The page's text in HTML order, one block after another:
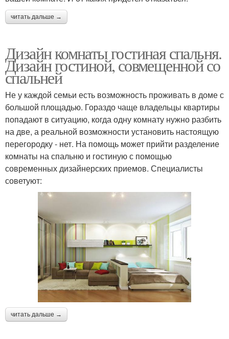
читать дальше →
Дизайн комнаты гостиная спальня.
Дизайн гостиной, совмещенной со
спальней
Не у каждой семьи есть возможность проживать в доме с
большой площадью. Гораздо чаще владельцы квартиры
попадают в ситуацию, когда одну комнату нужно разбить
на две, а реальной возможности установить настоящую
перегородку - нет. На помощь может прийти разделение
комнаты на спальню и гостиную с помощью
современных дизайнерских приемов. Специалисты
советуют:
читать дальше →